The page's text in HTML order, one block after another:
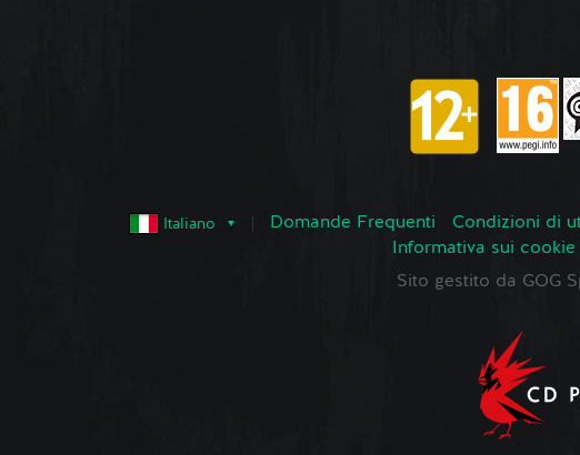
Italiano Domande Frequenti Condizioni di
Informativa sui cookie
Sito gestito da GOG